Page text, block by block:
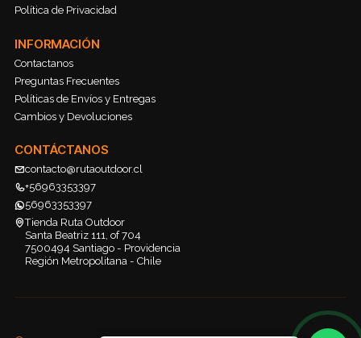
Política de Privacidad
INFORMACIÓN
Contactanos
Preguntas Frecuentes
Políticas de Envíos y Entregas
Cambios y Devoluciones
CONTÁCTANOS
contacto@rutaoutdoor.cl
+56963353397
56963353397
Tienda Ruta Outdoor
Santa Beatriz 111, of 704
7500494 Santiago - Providencia
Región Metropolitana - Chile